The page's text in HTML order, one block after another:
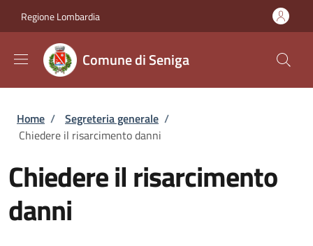
Regione Lombardia
Comune di Seniga
Briciole di pane
Home / Segreteria generale /
Chiedere il risarcimento danni
Chiedere il risarcimento
danni